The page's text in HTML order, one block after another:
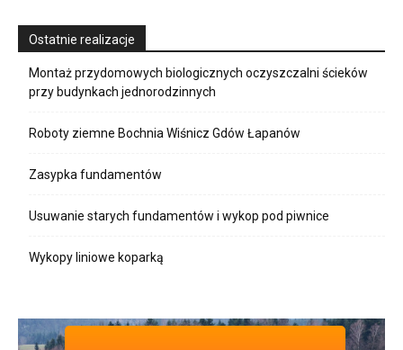
Ostatnie realizacje
Montaż przydomowych biologicznych oczyszczalni ścieków
przy budynkach jednorodzinnych
Roboty ziemne Bochnia Wiśnicz Gdów Łapanów
Zasypka fundamentów
Usuwanie starych fundamentów i wykop pod piwnice
Wykopy liniowe koparką